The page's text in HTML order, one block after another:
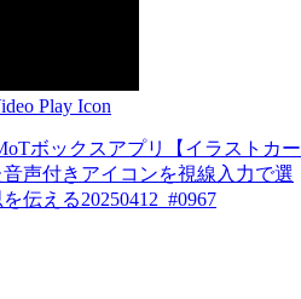
ボックスアプリ【イラストカー
音声付きアイコンを視線入力で選
伝える20250412_#0967